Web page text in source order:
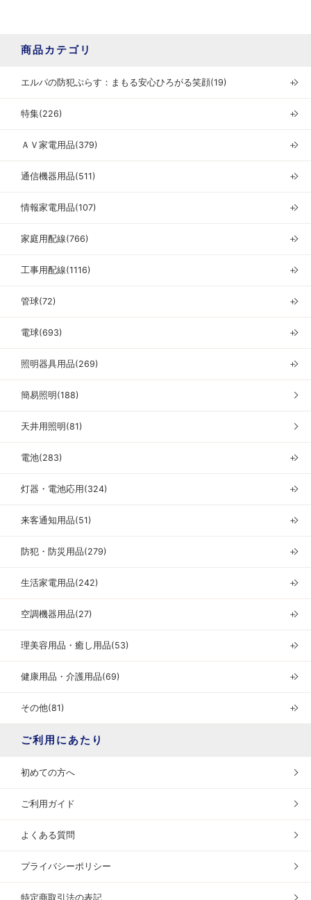
商品カテゴリ
エルパの防犯ぷらす：まもる安心ひろがる笑顔(19) ＋
特集(226) ＋
ＡＶ家電用品(379) ＋
通信機器用品(511) ＋
情報家電用品(107) ＋
家庭用配線(766) ＋
工事用配線(1116) ＋
管球(72) ＋
電球(693) ＋
照明器具用品(269) ＋
簡易照明(188)
天井用照明(81)
電池(283) ＋
灯器・電池応用(324) ＋
来客通知用品(51) ＋
防犯・防災用品(279) ＋
生活家電用品(242) ＋
空調機器用品(27) ＋
理美容用品・癒し用品(53) ＋
健康用品・介護用品(69) ＋
その他(81) ＋
ご利用にあたり
初めての方へ
ご利用ガイド
よくある質問
プライバシーポリシー
特定商取引法の表記